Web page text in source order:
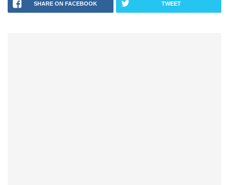
SHARE ON FACEBOOK TWEET